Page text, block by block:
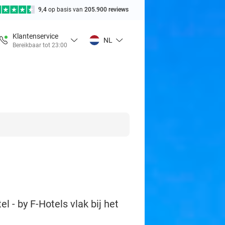
9,4 op basis van 205.900 reviews
Klantenservice
Bereikbaar tot 23:00
NL
- by F-Hotels vlak bij het